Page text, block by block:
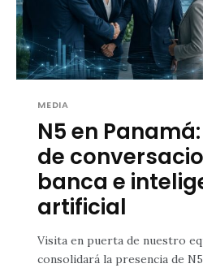
MEDIA
N5 en
de
banca e
artificial
Visita en puerta de nuestro
consolidará la presencia de